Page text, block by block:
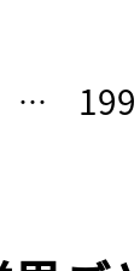
… 199